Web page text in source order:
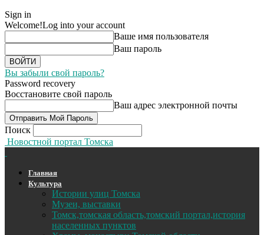
Sign in
Welcome!Log into your account
Ваше имя пользователя
Ваш пароль
Вы забыли свой пароль?
Password recovery
Восстановите свой пароль
Ваш адрес электронной почты
Поиск
Новостной портал Томска
Главная
Культура
Истории улиц Томска
Музеи, выставки
Томск,томская область,томский портал,история
населенных пунктов